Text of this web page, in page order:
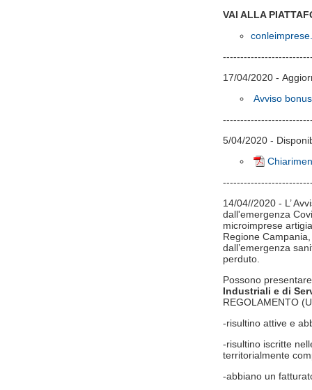
VAI ALLA
17/04/2020 -
Avviso
5/04/2020 -
14/04//2020 - L’
dall'emergenza
microimprese
Regione
dall’emergenza
perduto.
Possono
Industriali e di
REGOLAMENTO
-risultino attive e
-risultino iscritte
territorialmente
-abbiano un